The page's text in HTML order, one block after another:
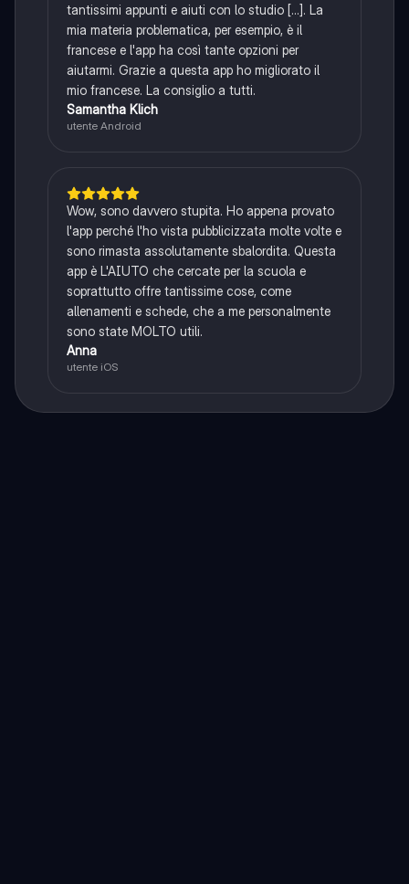
tantissimi appunti e aiuti con lo studio [...]. La
mia materia problematica, per esempio, è il
francese e l'app ha così tante opzioni per
aiutarmi. Grazie a questa app ho migliorato il
mio francese. La consiglio a tutti.
Samantha Klich
utente Android
Wow, sono davvero stupita. Ho appena provato
l'app perché l'ho vista pubblicizzata molte volte e
sono rimasta assolutamente sbalordita. Questa
app è L'AIUTO che cercate per la scuola e
soprattutto offre tantissime cose, come
allenamenti e schede, che a me personalmente
sono state MOLTO utili.
Anna
utente iOS